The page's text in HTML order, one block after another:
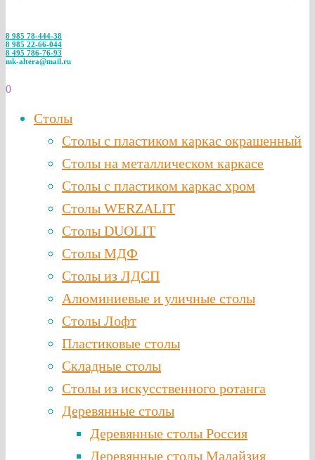
8 985 78-444-38
8 985 22-66-044
8 495 786-76-93
mk-altera@mail.ru
0
Столы
Столы с пластиком каркас окрашенный
Столы на металлическом каркасе
Столы с пластиком каркас хром
Столы WERZALIT
Столы DUOLIT
Столы МДФ
Столы из ЛДСП
Алюминиевые и уличные столы
Столы Лофт
Пластиковые столы
Складные столы
Столы из искусственного ротанга
Деревянные столы
Деревянные столы Россия
Деревянные столы Малайзия